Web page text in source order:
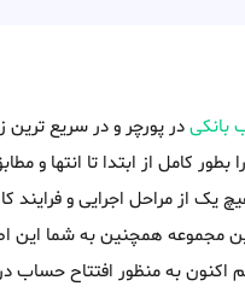
بانکیدر پورچر و در سریع
بطور کامل از ابتدا تا انتها و
از مراحل اجرایی و فرایند
مجموعه همچنین به شما این
به منظور افتتاح حساب در